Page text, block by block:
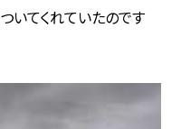
いてくれていたのです